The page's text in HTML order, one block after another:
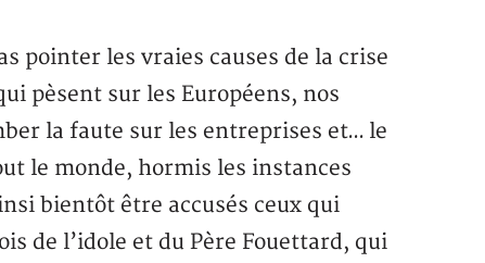
pointer les vraies causes de la crise
pèsent sur les Européens, nos
la faute sur les entreprises et… le
le monde, hormis les instances
bientôt être accusés ceux qui
de l’idole et du Père Fouettard, qui